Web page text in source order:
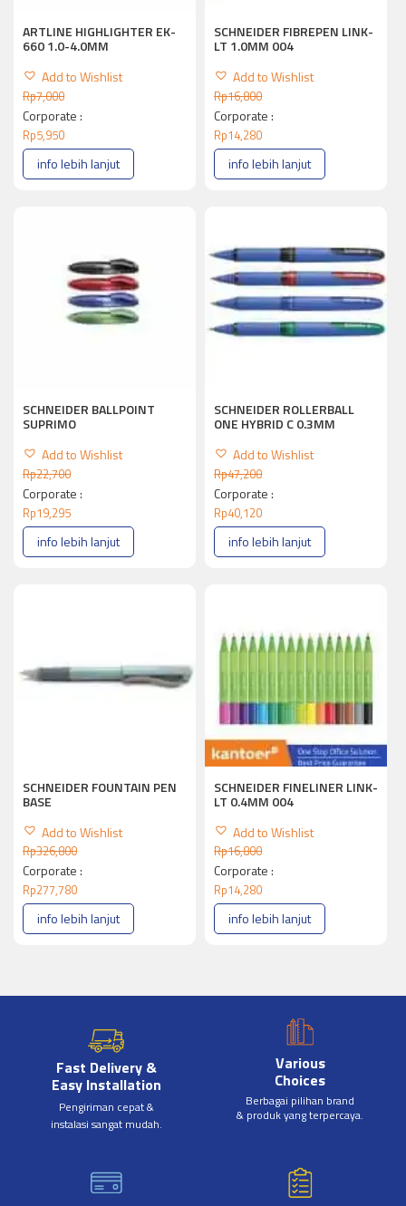
ARTLINE HIGHLIGHTER EK-
660 1.0-4.0MM
Add to Wishlist
Rp7,000
Corporate :
Rp5,950
info lebih lanjut
SCHNEIDER FIBREPEN LINK-
LT 1.0MM 004
Add to Wishlist
Rp16,800
Corporate :
Rp14,280
info lebih lanjut
SCHNEIDER BALLPOINT
SUPRIMO
Add to Wishlist
Rp22,700
Corporate :
Rp19,295
info lebih lanjut
SCHNEIDER ROLLERBALL
ONE HYBRID C 0.3MM
Add to Wishlist
Rp47,200
Corporate :
Rp40,120
info lebih lanjut
SCHNEIDER FOUNTAIN PEN
BASE
Add to Wishlist
Rp326,800
Corporate :
Rp277,780
info lebih lanjut
SCHNEIDER FINELINER LINK-
LT 0.4MM 004
Add to Wishlist
Rp16,800
Corporate :
Rp14,280
info lebih lanjut
Fast Delivery &
Easy Installation
Pengiriman cepat &
instalasi sangat mudah.
Various
Choices
Berbagai pilihan brand
& produk yang terpercaya.